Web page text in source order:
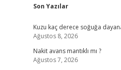
Sidebar
Son Yazılar
Kuzu kaç derece soğuğa
Ağustos 8, 2026
Nakit avans mantıklı mı ?
Ağustos 7, 2026